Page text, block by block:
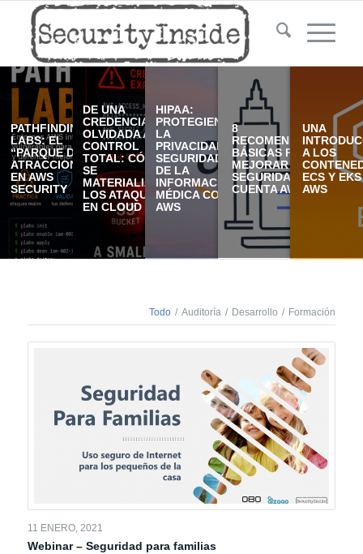
PATHFINDING
LABS: EL
“PARQUE DE
ATRACCIONES”
EN AWS
SECURITY
DE UNA
CREDENCIAL
OLVIDADA AL
CONTROL
TOTAL: CÓMO
SE
MATERIALIZAN
LOS ATAQUES
EN CLOUD
HIPAA:
PROTEGIENDO
LA
PRIVACIDAD Y
SEGURIDAD
DE LA
INFORMACIÓN
MÉDICA CON
AWS
8
RECOMENDACIONES
BÁSICAS PARA
MEJORAR LA
SEGURIDAD DE TU
CUENTA AWS
UNA
A LOS
ECS Y
AWS
Todo / Auditoría / Desarrollo / Formación
11 ENERO, 2021
Webinar – Seguridad para familias